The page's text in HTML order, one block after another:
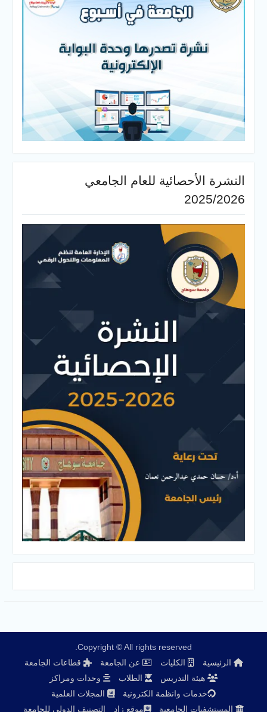
النشرة الأحصائية للعام الجامعي
2025/2026
Copyright © All rights reserved.
الرئيسية
الكليات عن الجامعة
قطاعات الجامعة
هيئة التدريس
الطلاب
وحدات ومراكز
خدمات وانظمة الكترونية
المجلات العلمية
المستشفيات الجامعية
موقع زاد التصنيف الدولي للجامعة